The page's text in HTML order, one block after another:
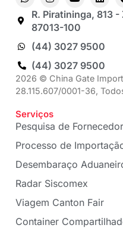
R. Piratininga, 813 -
87013-100
(44) 3027 9500
(44) 3027 9500
2026 © China Gate
28.115.607/0001-36,
Serviços
Pesquisa de
Processo de
Desembaraço
Radar Siscomex
Viagem Canton Fair
Container